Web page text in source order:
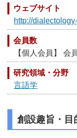
ウェブサイト
http://
会員数
【個人会員】 会
研究領域・分野
言語学
創設趣旨・目